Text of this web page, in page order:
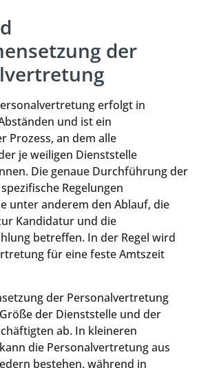
der
erfolgt in
und ist ein
Prozess, an dem alle
je weiligen Dienststelle
Die genaue Durchführung der
Regelungen
unter anderem den Ablauf, die
Kandidatur und die
betreffen. In der Regel wird
für eine feste Amtszeit
der Personalvertretung
der Dienststelle und der
ab. In kleineren
die Personalvertretung aus
bestehen, während in